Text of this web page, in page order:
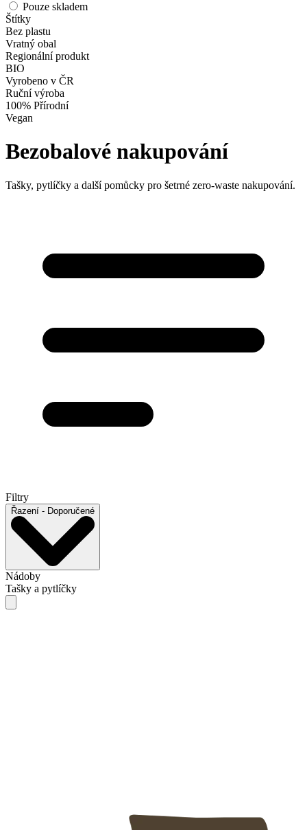
Pouze skladem
Štítky
Bez plastu
Vratný obal
Regionální produkt
BIO
Vyrobeno v ČR
Ruční výroba
100% Přírodní
Vegan
Bezobalové nakupování
Tašky, pytlíčky a další pomůcky pro šetrné zero-waste nakupování.
Filtry
Řazení - Doporučené
Nádoby
Tašky a pytlíčky